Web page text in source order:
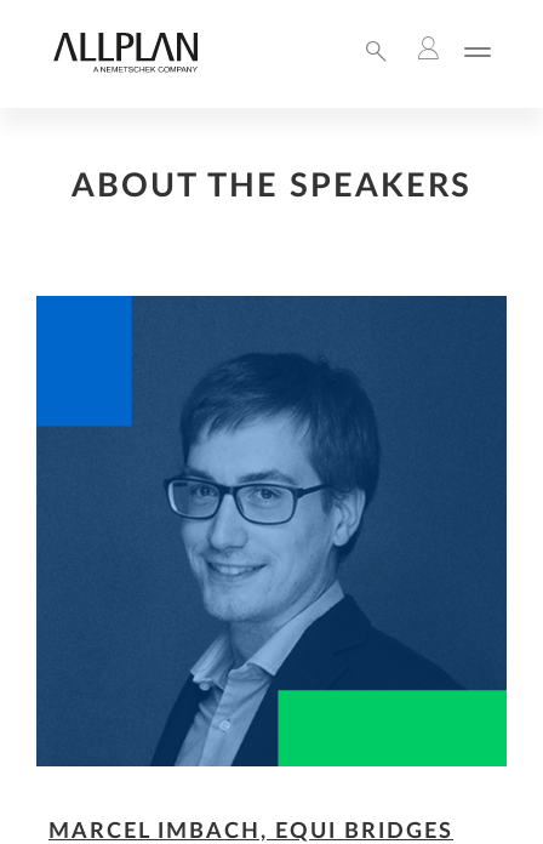
ABOUT THE SPEAKERS
MARCEL IMBACH, EQUI BRIDGES